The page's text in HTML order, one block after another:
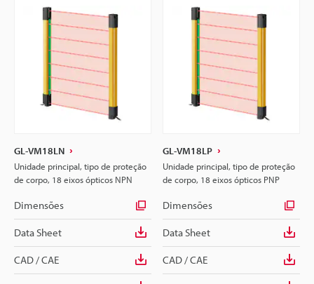
GL-VM18LN
Unidade principal, tipo de proteção
de corpo, 18 eixos ópticos NPN
Dimensões
Data Sheet
CAD / CAE
GL-VM18LP
Unidade principal, tipo de proteção
de corpo, 18 eixos ópticos PNP
Dimensões
Data Sheet
CAD / CAE